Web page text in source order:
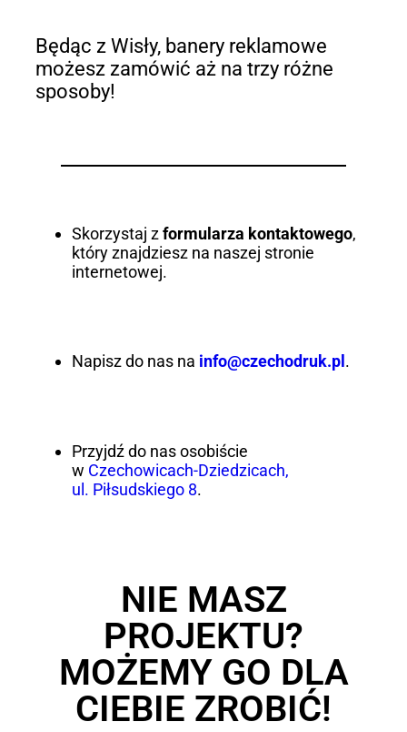
Będąc z Wisły, banery reklamowe
możesz zamówić aż na trzy różne
sposoby!
Skorzystaj zformularza kontaktowego,
który znajdziesz na naszej stronie
internetowej.
Napisz do nas na info@czechodruk.pl .
Przyjdź do nas osobiście
w Czechowicach-Dziedzicach,
ul. Piłsudskiego 8.
NIE MASZ
PROJEKTU?
MOŻEMY GO DLA
CIEBIE ZROBIĆ!